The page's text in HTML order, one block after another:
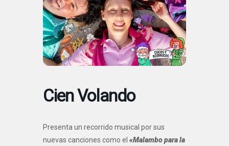
Cien Volando
Presenta un recorrido musical por sus
nuevas canciones como el «Malambo para la